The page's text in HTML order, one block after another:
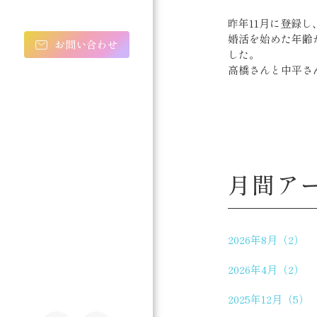
お問い合わせ
昨年11月に登録
婚活を始めた年
した。
高橋さんと中平
月間ア
2026年8月（2）
2026年4月（2）
2025年12月（5）